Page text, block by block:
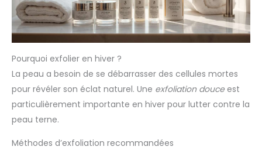
Pourquoi exfolier en hiver ?
La peau a besoin de se débarrasser des cellules mortes
pour révéler son éclat naturel. Une exfoliation douceest
particulièrement importante en hiver pour lutter contre la
peau terne.
Méthodes d’exfoliation recommandées